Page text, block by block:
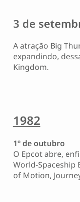
3 de
A atração Big
expandindo,
Kingdom.
1982
1º de outubro
O Epcot abre,
World-Spaceship
of Motion,